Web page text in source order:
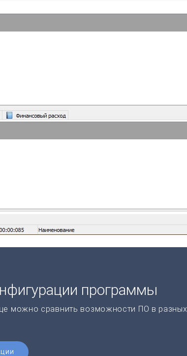
программы
можно сравнить возможности ПО в разных